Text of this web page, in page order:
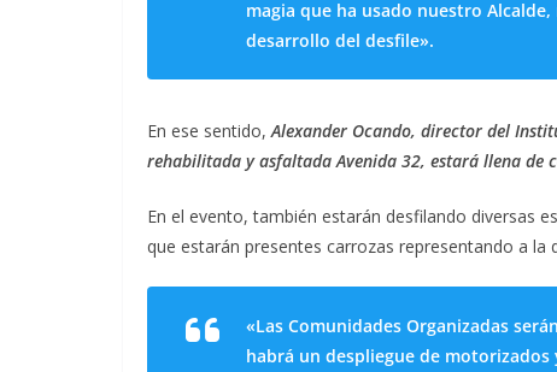
magia que ha usado nuestro
desarrollo del desfile».
En ese sentido,Alexander Ocando, director del
rehabilitada y asfaltada Avenida 32, estará llena de
En el evento, también estarán desfilando diversas
que estarán presentes carrozas representando a la
«Las Comunidades Organizadas
habrá un despliegue de